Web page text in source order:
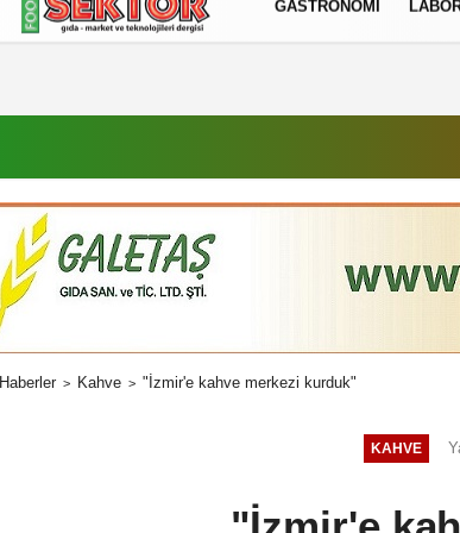
İletişim Çerez Politikası
GASTRONOMI
Haberler Kahve "İzmir'e kahve merkezi kurduk"
KAHVE